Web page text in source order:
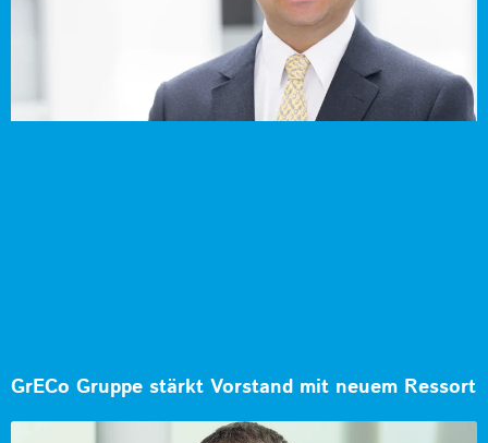
GrECo Gruppe stärkt Vorstand mit neuem Ressort